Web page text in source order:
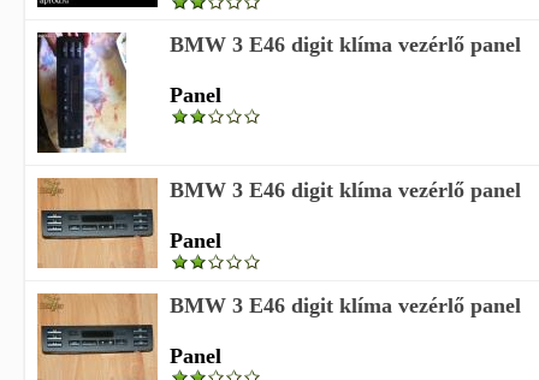
BMW 3 E46 digit klíma vezérlő panel
Panel
BMW 3 E46 digit klíma vezérlő panel
Panel
BMW 3 E46 digit klíma vezérlő panel
Panel